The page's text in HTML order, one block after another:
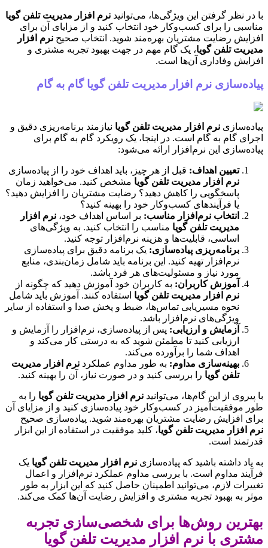
با در نظر گرفتن این ویژگی‌ها، می‌توانید نرم افزار مدیریت تلفن گویا
مناسبی را برای کسب‌وکار خود انتخاب کنید و از مزایای آن برای
افزایش رضایت مشتریان بهره‌مند شوید. انتخاب صحیح نرم افزار
مدیریت تلفن گویا، یک گام مهم در جهت بهبود تجربه مشتری و
افزایش وفاداری آن‌ها است.
پیاده‌سازی نرم افزار مدیریت تلفن گویا گام به گام
پیاده‌سازی نرم افزار مدیریت تلفن گویا نیازمند برنامه‌ریزی دقیق و
اجرای گام به گام است. در اینجا، یک رویکرد گام به گام برای
پیاده‌سازی این نرم‌افزار ارائه می‌شود:
تعیین اهداف: قبل از هر چیز، باید اهداف خود را از پیاده‌سازی
نرم افزار مدیریت تلفن گویا مشخص کنید. می‌خواهید زمان
پاسخگویی را کاهش دهید؟ رضایت مشتریان را افزایش دهید؟
یا فرآیندهای کسب‌وکار خود را بهینه کنید؟
انتخاب نرم‌افزار مناسب: بر اساس اهداف خود، نرم افزار
مدیریت تلفن گویا مناسب را انتخاب کنید. به ویژگی‌های
اساسی، قابلیت‌ها و هزینه نرم‌افزار توجه کنید.
برنامه‌ریزی پیاده‌سازی: یک برنامه دقیق برای پیاده‌سازی
نرم‌افزار تهیه کنید. این برنامه باید شامل زمان‌بندی، منابع
مورد نیاز و مسئولیت‌های هر فرد باشد.
آموزش کاربران: به کاربران خود آموزش دهید که چگونه از
نرم افزار مدیریت تلفن گویا استفاده کنند. آموزش باید شامل
نحوه مسیریابی تماس‌ها، ضبط و پخش صدا و استفاده از سایر
ویژگی‌های نرم‌افزار باشد.
آزمایش و ارزیابی: پس از پیاده‌سازی، نرم‌افزار را آزمایش و
ارزیابی کنید تا مطمئن شوید که به درستی کار می‌کند و
اهداف شما را برآورده می‌کند.
بهینه‌سازی مداوم: به طور مداوم عملکرد نرم افزار مدیریت
تلفن گویا را بررسی کنید و در صورت نیاز، آن را بهینه کنید.
با پیروی از این گام‌ها، می‌توانید نرم افزار مدیریت تلفن گویا را به
طور موفقیت‌آمیز در کسب‌وکار خود پیاده‌سازی کنید و از مزایای آن
برای افزایش رضایت مشتریان بهره‌مند شوید. پیاده‌سازی صحیح
نرم افزار مدیریت تلفن گویا، کلید موفقیت در استفاده از این ابزار
قدرتمند است.
به یاد داشته باشید که پیاده‌سازی نرم افزار مدیریت تلفن گویا یک
فرآیند مداوم است. با بررسی مداوم عملکرد نرم‌افزار و اعمال
تغییرات لازم، می‌توانید اطمینان حاصل کنید که این ابزار به طور
موثر به بهبود تجربه مشتری و افزایش رضایت آن‌ها کمک می‌کند.
بهترین روش‌ها برای شخصی‌سازی تجربه
مشتری با نرم افزار مدیریت تلفن گویا